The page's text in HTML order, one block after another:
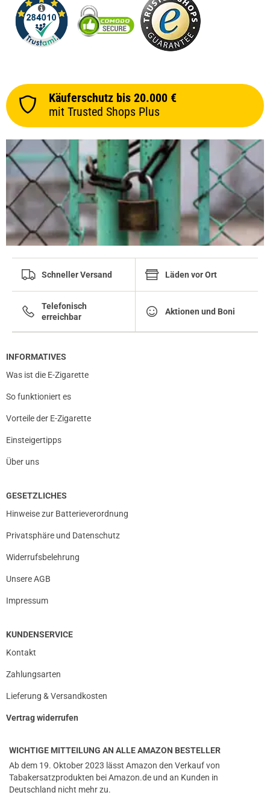
Käuferschutz bis 20.000 €
mit Trusted Shops Plus
Schneller Versand Läden vor Ort
Telefonisch
erreichbar
Aktionen und Boni
INFORMATIVES
Was ist die E-Zigarette
So funktioniert es
Vorteile der E-Zigarette
Einsteigertipps
Über uns
GESETZLICHES
Hinweise zur Batterieverordnung
Privatsphäre und Datenschutz
Widerrufsbelehrung
Unsere AGB
Impressum
KUNDENSERVICE
Kontakt
Zahlungsarten
Lieferung & Versandkosten
Vertrag widerrufen
WICHTIGE MITTEILUNG AN ALLE AMAZON BESTELLER
Ab dem 19. Oktober 2023 lässt Amazon den Verkauf von
Tabakersatzprodukten bei Amazon.de und an Kunden in
Deutschland nicht mehr zu.